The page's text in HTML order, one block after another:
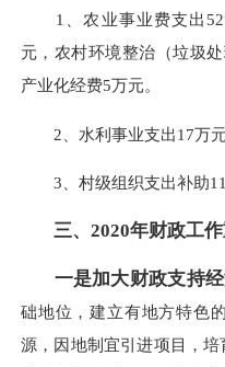
1、农业事业费支出52
元，农村环境整治（垃圾
产业化经费5万元。
2、水利事业支出17万元,
3、村级组织支出补助
三、2020年财政工
一是加大财政支持
础地位，建立有地方特色
源，因地制宜引进项目，